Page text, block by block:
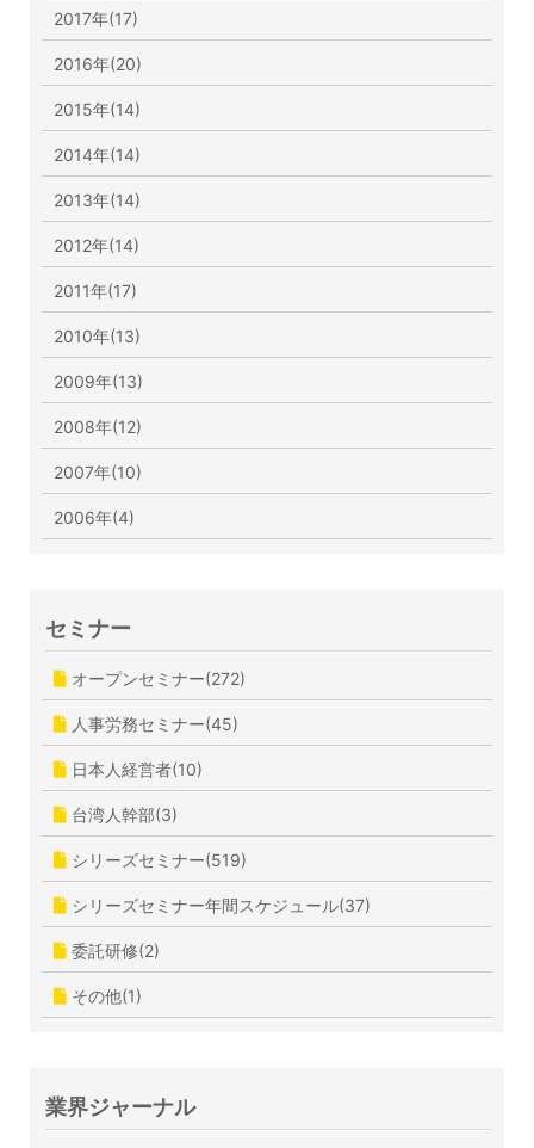
2017年(17)
2016年(20)
2015年(14)
2014年(14)
2013年(14)
2012年(14)
2011年(17)
2010年(13)
2009年(13)
2008年(12)
2007年(10)
2006年(4)
セミナー
オープンセミナー(272)
人事労務セミナー(45)
日本人経営者(10)
台湾人幹部(3)
シリーズセミナー(519)
シリーズセミナー年間スケジュール(37)
委託研修(2)
その他(1)
業界ジャーナル